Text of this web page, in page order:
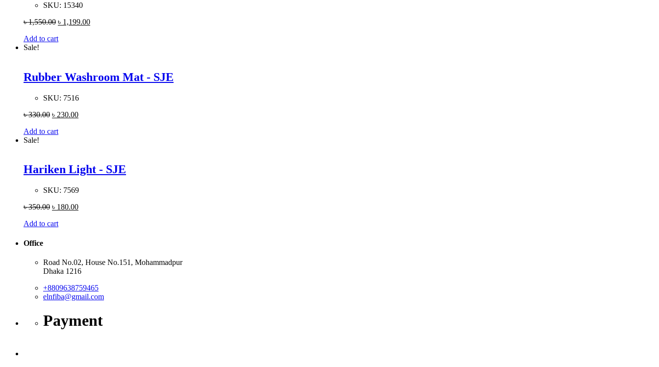
SKU: 15340
৳1,550.00 ৳ 1,199.00
Add to cart
Sale!
Rubber Washroom Mat - SJE
SKU: 7516
৳330.00 ৳ 230.00
Add to cart
Sale!
Hariken Light - SJE
SKU: 7569
৳350.00 ৳ 180.00
Add to cart
Office
Road No.02, House No.151, Mohammadpur
Dhaka 1216
+8809638759465
elnfiba@gmail.com
Payment